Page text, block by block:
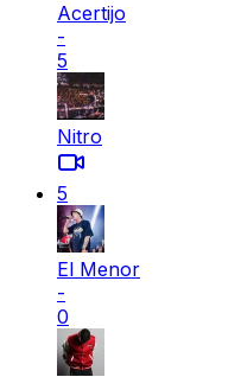
Acertijo
-
5
Nitro
5
El Menor
-
0